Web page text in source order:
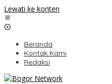
Lewati ke konten
Beranda
Kontak Kami
Redaksi